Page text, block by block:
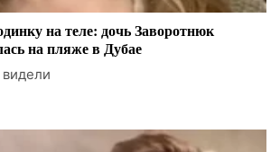
на теле: дочь Заворотнюк
на пляже в Дубае